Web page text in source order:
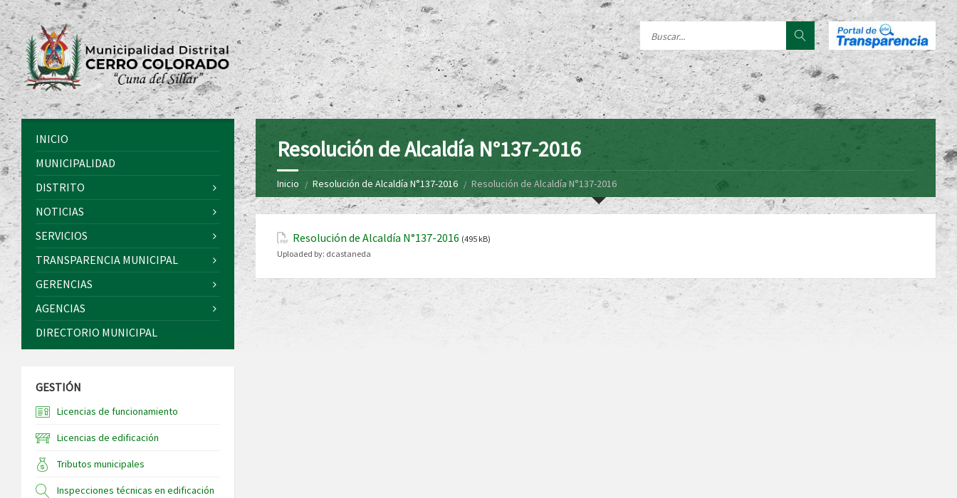
Resolución de Alcaldía N°137-2016
Inicio Resolución de Alcaldía N°137-2016 Resolución de Alcaldía N°137-2016
Resolución de Alcaldía N°137-2016 (495 kB)
Uploaded by: dcastaneda
INICIO
MUNICIPALIDAD
DISTRITO
NOTICIAS
SERVICIOS
TRANSPARENCIA MUNICIPAL
GERENCIAS
AGENCIAS
DIRECTORIO MUNICIPAL
GESTIÓN
Licencias de funcionamiento
Licencias de edificación
Tributos municipales
Inspecciones técnicas en edificación